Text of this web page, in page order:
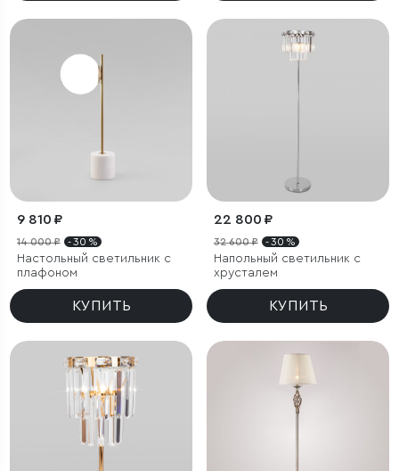
9 810 ₽
14 000 ₽ - 30 %
Настольный светильник с
плафоном
КУПИТЬ
22 800 ₽
32 600 ₽ - 30 %
Напольный светильник с
хрусталем
КУПИТЬ